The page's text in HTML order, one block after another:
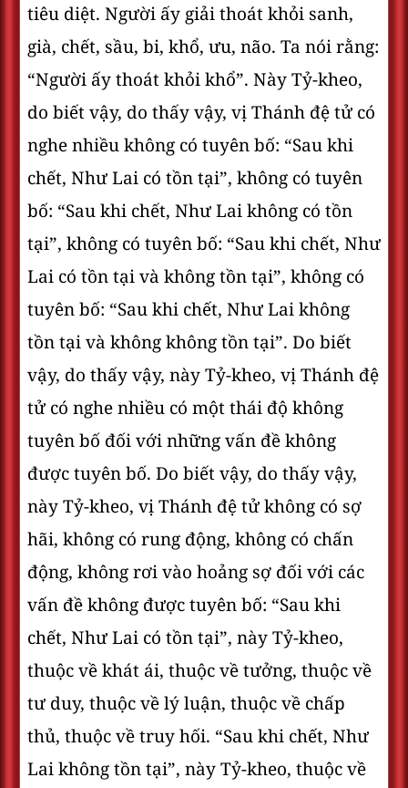
tiêu diệt. Người ấy giải thoát khỏi sanh,
già, chết, sầu, bi, khổ, ưu, não. Ta nói rằng:
“Người ấy thoát khỏi khổ”. Này Tỷ-kheo,
do biết vậy, do thấy vậy, vị Thánh đệ tử có
nghe nhiều không có tuyên bố: “Sau khi
chết, Như Lai có tồn tại”, không có tuyên
bố: “Sau khi chết, Như Lai không có tồn
tại”, không có tuyên bố: “Sau khi chết, Như
Lai có tồn tại và không tồn tại”, không có
tuyên bố: “Sau khi chết, Như Lai không
tồn tại và không không tồn tại”. Do biết
vậy, do thấy vậy, này Tỷ-kheo, vị Thánh đệ
tử có nghe nhiều có một thái độ không
tuyên bố đối với những vấn đề không
được tuyên bố. Do biết vậy, do thấy vậy,
này Tỷ-kheo, vị Thánh đệ tử không có sợ
hãi, không có rung động, không có chấn
động, không rơi vào hoảng sợ đối với các
vấn đề không được tuyên bố: “Sau khi
chết, Như Lai có tồn tại”, này Tỷ-kheo,
thuộc về khát ái, thuộc về tưởng, thuộc về
tư duy, thuộc về lý luận, thuộc về chấp
thủ, thuộc về truy hối. “Sau khi chết, Như
Lai không tồn tại”, này Tỷ-kheo, thuộc về